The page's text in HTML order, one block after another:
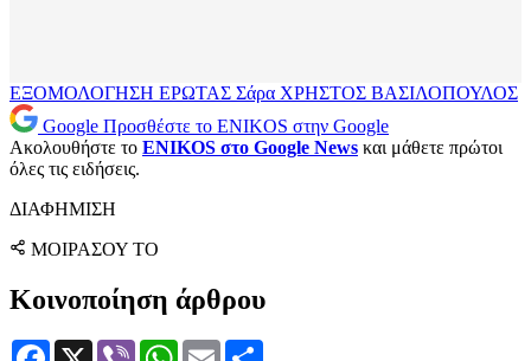
ΕΞΟΜΟΛΟΓΗΣΗ ΕΡΩΤΑΣ Σάρα ΧΡΗΣΤΟΣ ΒΑΣΙΛΟΠΟΥΛΟΣ
Google Προσθέστε το ENIKOS στην Google
Ακολουθήστε το ENIKOS στο Google News και μάθετε πρώτοι
όλες τις ειδήσεις.
ΔΙΑΦΗΜΙΣΗ
ΜΟΙΡΑΣΟΥ ΤΟ
Κοινοποίηση άρθρου
Facebook
X Viber WhatsApp
Email